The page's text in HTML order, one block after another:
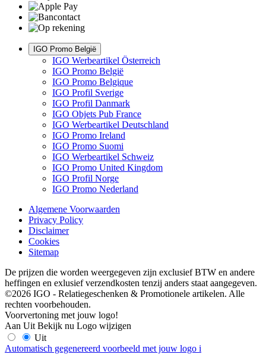
IGO Promo België
IGO Werbeartikel Österreich
IGO Promo België
IGO Promo Belgique
IGO Profil Sverige
IGO Profil Danmark
IGO Objets Pub France
IGO Werbeartikel Deutschland
IGO Promo Ireland
IGO Promo Suomi
IGO Werbeartikel Schweiz
IGO Promo United Kingdom
IGO Profil Norge
IGO Promo Nederland
Algemene Voorwaarden
Privacy Policy
Disclaimer
Cookies
Sitemap
De prijzen die worden weergegeven zijn exclusief BTW en andere
heffingen en exlusief verzendkosten tenzij anders staat aangegeven.
©2026 IGO - Relatiegeschenken & Promotionele artikelen. Alle
rechten voorbehouden.
Voorvertoning met jouw logo!
Aan Uit Bekijk nu Logo wijzigen
Uit
Automatisch gegenereerd voorbeeld met jouw logo i